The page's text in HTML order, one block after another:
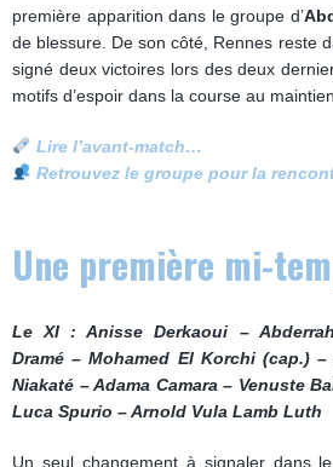
première apparition dans le groupe d’
de blessure. De son côté, Rennes reste
signé deux victoires lors des deux
motifs d’espoir dans la course au
Lire l’avant-match…
Retrouvez le groupe pour la
Une première mi-
Le XI : Anisse Derkaoui –
Dramé – Mohamed El Korchi (cap.)
Niakaté – Adama Camara – Venuste
Luca Spurio – Arnold Vula Lamb Luth
Un seul changement à signaler dans